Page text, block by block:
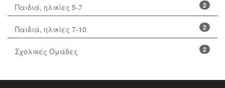
2
Παιδιά, ηλικίες 5-7
2
Παιδιά, ηλικίες 7-10
2
Σχολικές Ομάδες